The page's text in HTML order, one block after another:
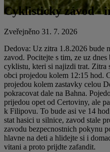
Cyklistický závod -
Zveřejněno 31. 7. 2026
Dedova: Uz zitra 1.8.2026 bude
zavod. Pocitejte s tim, ze uz
cyklistu, kteri si najizdi trat. Zitra
obci projedou kolem 12:15 hod.
projedou kolem zastavky celou
pokracovat dale na Bahna.
prijedou opet od Certoviny, ale
k Filipovu. To bude asi ve 14
stat hasici u silnice, zavod stale
zavodu bezpecnostnich pokynu
hlavne na deti a hlidejte si i
vitani a proto prijdte zafandit.